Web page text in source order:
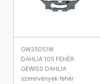
GW35051W
DAHLIA 105 FEHÉR
GEWISS DAHLIA
szerelvények fehér